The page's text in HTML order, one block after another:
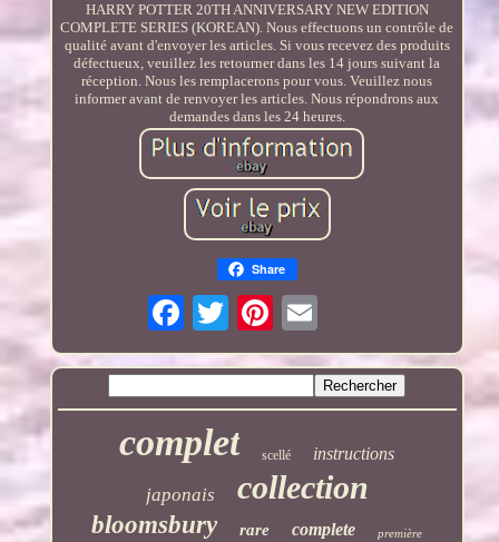
HARRY POTTER 20TH ANNIVERSARY NEW EDITION
COMPLETE SERIES (KOREAN). Nous effectuons un contrôle de
qualité avant d'envoyer les articles. Si vous recevez des produits
défectueux, veuillez les retourner dans les 14 jours suivant la
réception. Nous les remplacerons pour vous. Veuillez nous
informer avant de renvoyer les articles. Nous répondrons aux
demandes dans les 24 heures.
Share
complet scellé instructions
japonais collection
bloomsbury rare complete première